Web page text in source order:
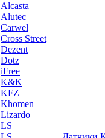
Alcasta
Alutec
Carwel
Cross Street
Dezent
Dotz
iFree
K&K
KFZ
Khomen
Lizardo
LS